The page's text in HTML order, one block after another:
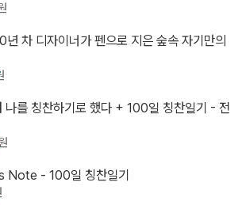
년 차 디자이너가 펜으로 지은 숲속 자기만의
나를 칭찬하기로 했다 + 100일 칭찬일기 - 전
- 100일 칭찬일기